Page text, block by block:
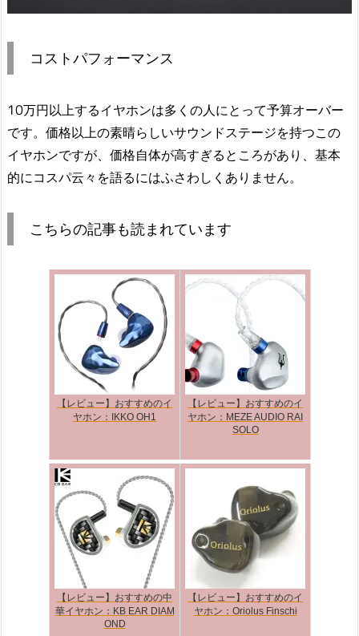
コストパフォーマンス
10万円以上するイヤホンは多くの人にとって予算オーバー
です。価格以上の素晴らしいサウンドステージを持つこの
イヤホンですが、価格自体が高すぎるところがあり、基本
的にコスパ云々を語るにはふさわしくありません。
こちらの記事も読まれています
【レビュー】おすすめのイ
ヤホン：IKKO OH1
【レビュー】おすすめのイ
ヤホン：MEZE AUDIO RAI
SOLO
【レビュー】おすすめの中
華イヤホン：KB EAR DIAM
OND
【レビュー】おすすめのイ
ヤホン：Oriolus Finschi